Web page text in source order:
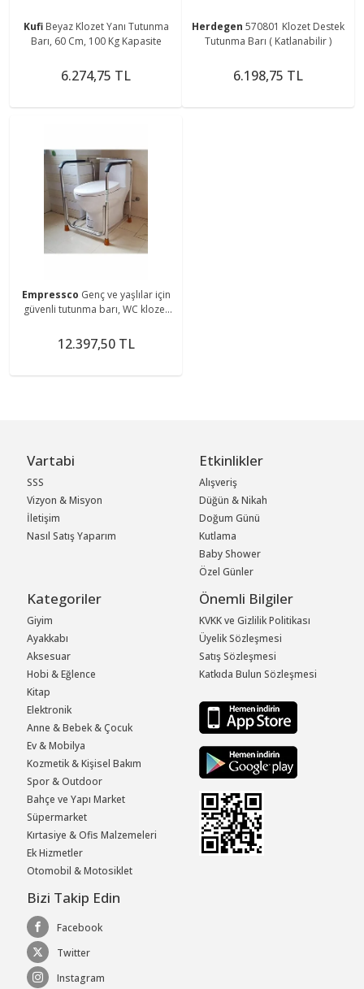
Kufi Beyaz Klozet Yanı Tutunma
Barı, 60 Cm, 100 Kg Kapasite
6.274,75 TL
Herdegen 570801 Klozet Destek
Tutunma Barı ( Katlanabilir )
6.198,75 TL
Empressco Genç ve yaşlılar için
güvenli tutunma barı, WC klozet
12.397,50 TL
Vartabi
SSS
Vizyon & Misyon
İletişim
Nasıl Satış Yaparım
Etkinlikler
Alışveriş
Düğün & Nikah
Doğum Günü
Kutlama
Baby Shower
Özel Günler
Kategoriler
Giyim
Ayakkabı
Aksesuar
Hobi & Eğlence
Kitap
Elektronik
Anne & Bebek & Çocuk
Ev & Mobilya
Kozmetik & Kişisel Bakım
Spor & Outdoor
Bahçe ve Yapı Market
Süpermarket
Kırtasiye & Ofis Malzemeleri
Ek Hizmetler
Otomobil & Motosiklet
Önemli Bilgiler
KVKK ve Gizlilik Politikası
Üyelik Sözleşmesi
Satış Sözleşmesi
Katkıda Bulun Sözleşmesi
Bizi Takip Edin
Facebook
Twitter
Instagram